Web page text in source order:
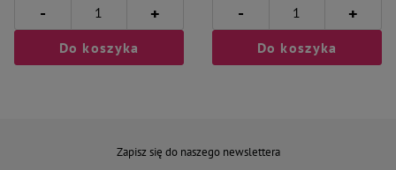
- +
Do koszyka
- +
Do koszyka
Zapisz się do naszego newslettera